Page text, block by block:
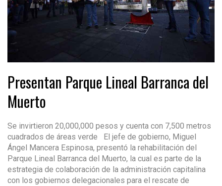
Presentan Parque Lineal Barranca del
Muerto
Se invirtieron 20,000,000 pesos y cuenta con 7,500 metros
cuadrados de áreas verde El jefe de gobierno, Miguel
Ángel Mancera Espinosa, presentó la rehabilitación del
Parque Lineal Barranca del Muerto, la cual es parte de la
estrategia de colaboración de la administración capitalina
con los gobiernos delegacionales para el rescate de